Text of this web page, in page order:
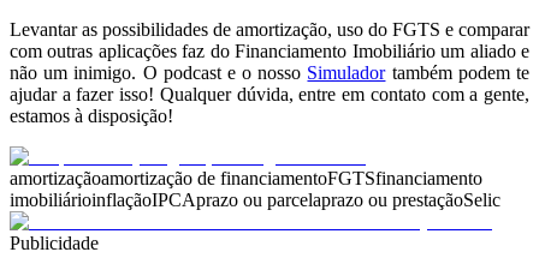
Levantar as possibilidades de amortização, uso do FGTS e comparar
com outras aplicações faz do Financiamento Imobiliário um aliado e
não um inimigo. O podcast e o nosso Simuladortambém podem te
ajudar a fazer isso! Qualquer dúvida, entre em contato com a gente,
estamos à disposição!
amortizaçãoamortização de financiamentoFGTSfinanciamento
imobiliárioinflaçãoIPCAprazo ou parcelaprazo ou prestaçãoSelic
Publicidade